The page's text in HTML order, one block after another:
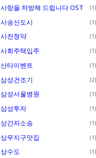
사랑을 처방해 드립니다 OST 1
사송신도시 1
사전청약 1
사회주택입주 1
산타이벤트 1
삼성건조기 2
삼성서울병원 1
삼성투자 1
상간자소송 1
상무지구맛집 1
상수도 1